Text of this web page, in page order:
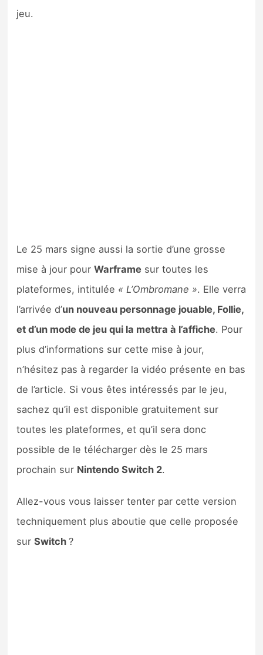
jeu.
Le 25 mars signe aussi la sortie d’une grosse
mise à jour pourWarframe sur toutes les
plateformes, intitulée « L’Ombromane ». Elle verra
l’arrivée d’un nouveau personnage jouable, Follie,
et d’un mode de jeu qui la mettra à l’affiche. Pour
plus d’informations sur cette mise à jour,
n’hésitez pas à regarder la vidéo présente en bas
de l’article. Si vous êtes intéressés par le jeu,
sachez qu’il est disponible gratuitement sur
toutes les plateformes, et qu’il sera donc
possible de le télécharger dès le 25 mars
prochain sur Nintendo Switch 2.
Allez-vous vous laisser tenter par cette version
techniquement plus aboutie que celle proposée
surSwitch?